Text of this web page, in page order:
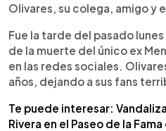
Olivares, su colega, amigo y
Fue la tarde del pasado
de la muerte del único ex
en las redes sociales.
años, dejando a sus fans
Te puede interesar:
Rivera en el Paseo de la